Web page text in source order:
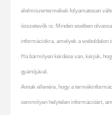
élelmiszertermékek folyamatosan
összetevők is. Minden esetben
információkra, amelyek a weboldalon
Ha bármilyen kérdése van, kérjük,
gyártójával.
Annak ellenére, hogy a
semmilyen helytelen információért,